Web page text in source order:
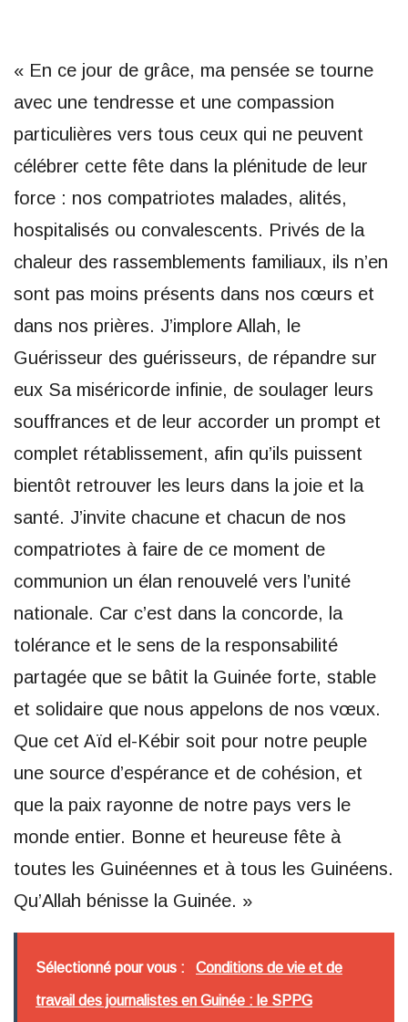
« En ce jour de grâce, ma pensée se tourne
avec une tendresse et une compassion
particulières vers tous ceux qui ne peuvent
célébrer cette fête dans la plénitude de leur
force : nos compatriotes malades, alités,
hospitalisés ou convalescents. Privés de la
chaleur des rassemblements familiaux, ils n’en
sont pas moins présents dans nos cœurs et
dans nos prières. J’implore Allah, le
Guérisseur des guérisseurs, de répandre sur
eux Sa miséricorde infinie, de soulager leurs
souffrances et de leur accorder un prompt et
complet rétablissement, afin qu’ils puissent
bientôt retrouver les leurs dans la joie et la
santé. J’invite chacune et chacun de nos
compatriotes à faire de ce moment de
communion un élan renouvelé vers l’unité
nationale. Car c’est dans la concorde, la
tolérance et le sens de la responsabilité
partagée que se bâtit la Guinée forte, stable
et solidaire que nous appelons de nos vœux.
Que cet Aïd el-Kébir soit pour notre peuple
une source d’espérance et de cohésion, et
que la paix rayonne de notre pays vers le
monde entier. Bonne et heureuse fête à
toutes les Guinéennes et à tous les Guinéens.
Qu’Allah bénisse la Guinée. »
Sélectionné pour vous : Conditions de vie et de
travail des journalistes en Guinée : le SPPG